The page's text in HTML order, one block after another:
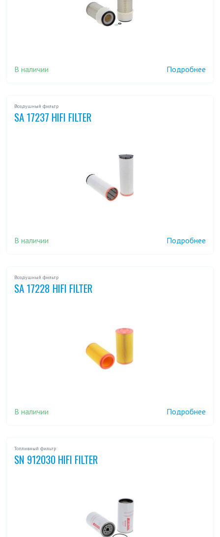
В наличии Подробнее
Воздушный фильтр
SA 17237 HIFI FILTER
В наличии Подробнее
Воздушный фильтр
SA 17228 HIFI FILTER
В наличии Подробнее
Топливный фильтр
SN 912030 HIFI FILTER